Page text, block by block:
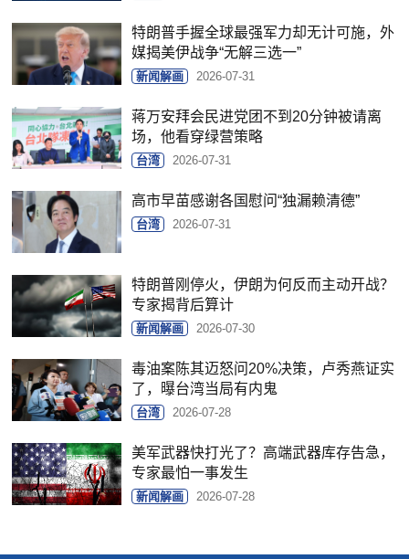
特朗普手握全球最强军力却无计可施，外
媒揭美伊战争“无解三选一”
新闻解画 2026-07-31
蒋万安拜会民进党团不到20分钟被请离
场，他看穿绿营策略
台湾 2026-07-31
高市早苗感谢各国慰问“独漏赖清德”
台湾 2026-07-31
特朗普刚停火，伊朗为何反而主动开战？
专家揭背后算计
新闻解画 2026-07-30
毒油案陈其迈怒问20%决策，卢秀燕证实
了，曝台湾当局有内鬼
台湾 2026-07-28
美军武器快打光了？高端武器库存告急，
专家最怕一事发生
新闻解画 2026-07-28